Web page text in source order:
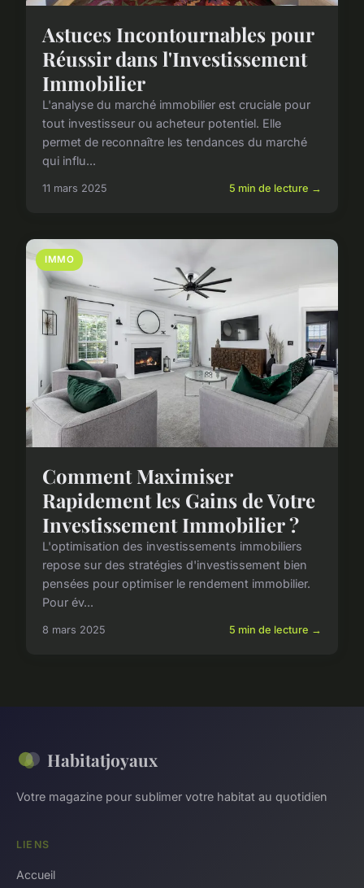
Astuces Incontournables pour
Réussir dans l'Investissement
Immobilier
L'analyse du marché immobilier est cruciale pour
tout investisseur ou acheteur potentiel. Elle
permet de reconnaître les tendances du marché
qui influ...
11 mars 2025 5 min de lecture →
IMMO
Comment Maximiser
Rapidement les Gains de Votre
Investissement Immobilier ?
L'optimisation des investissements immobiliers
repose sur des stratégies d'investissement bien
pensées pour optimiser le rendement immobilier.
Pour év...
8 mars 2025 5 min de lecture →
Habitatjoyaux
Votre magazine pour sublimer votre habitat au quotidien
LIENS
Accueil